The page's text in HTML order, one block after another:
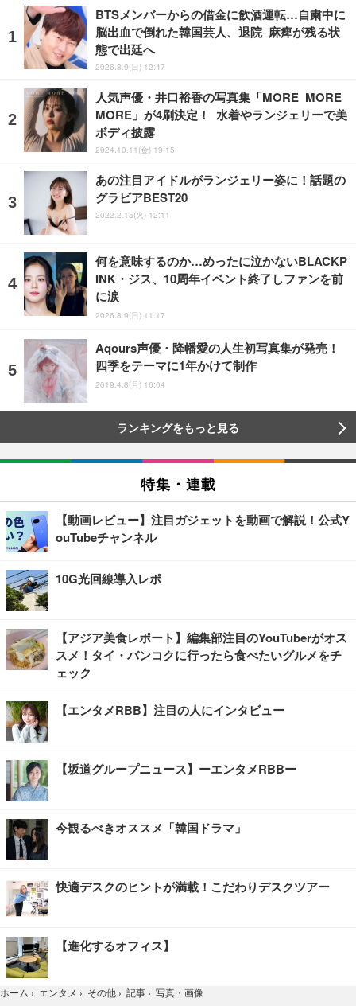
BTSメンバーからの借金に飲酒運転…自粛中に
脳出血で倒れた韓国芸人、退院 麻痺が残る状
態で出廷へ
2026.8.9(日) 12:47
人気声優・井口裕香の写真集「MORE MORE
MORE」が4刷決定！ 水着やランジェリーで美
ボディ披露
2024.10.11(金) 19:15
あの注目アイドルがランジェリー姿に！話題の
グラビアBEST20
2022.2.15(火) 12:11
何を意味するのか…めったに泣かないBLACKP
INK・ジス、10周年イベント終了しファンを前
に涙
2026.8.9(日) 11:17
Aqours声優・降幡愛の人生初写真集が発売！
四季をテーマに1年かけて制作
2019.4.8(月) 16:04
ランキングをもっと見る
特集・連載
【動画レビュー】注目ガジェットを動画で解説！公式Y
ouTubeチャンネル
10G光回線導入レポ
【アジア美食レポート】編集部注目のYouTuberがオス
スメ！タイ・バンコクに行ったら食べたいグルメをチ
ェック
【エンタメRBB】注目の人にインタビュー
【坂道グループニュース】ーエンタメRBBー
今観るべきオススメ「韓国ドラマ」
快適デスクのヒントが満載！こだわりデスクツアー
【進化するオフィス】
ホーム › エンタメ › その他 › 記事 › 写真・画像